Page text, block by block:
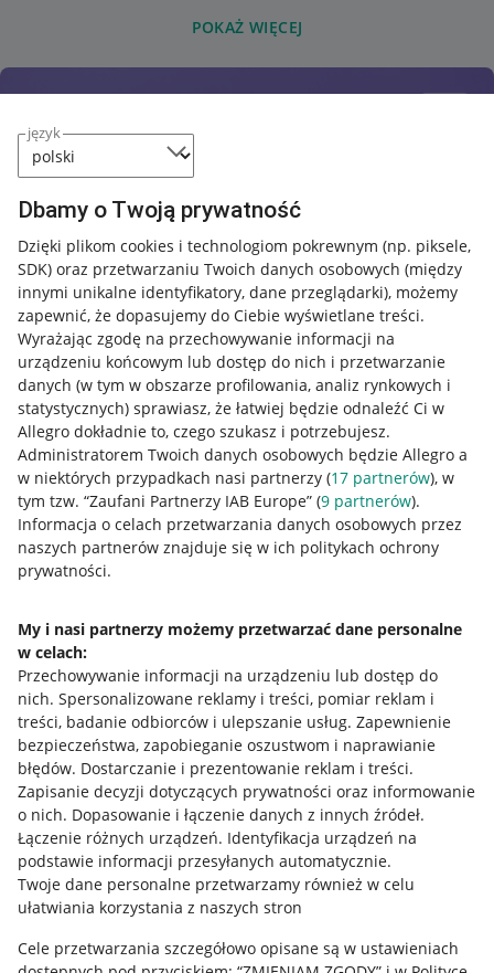
język
Dbamy o Twoją prywatność
Dzięki plikom cookies i technologiom pokrewnym (np. piksele,
SDK) oraz przetwarzaniu Twoich danych osobowych (między
innymi unikalne identyfikatory, dane przeglądarki), możemy
zapewnić, że dopasujemy do Ciebie wyświetlane treści.
Wyrażając zgodę na przechowywanie informacji na
urządzeniu końcowym lub dostęp do nich i przetwarzanie
danych (w tym w obszarze profilowania, analiz rynkowych i
statystycznych) sprawiasz, że łatwiej będzie odnaleźć Ci w
Allegro dokładnie to, czego szukasz i potrzebujesz.
Administratorem Twoich danych osobowych będzie Allegro a
w niektórych przypadkach nasi partnerzy (17 partnerów), w
tym tzw. “Zaufani Partnerzy IAB Europe” (9 partnerów).
Informacja o celach przetwarzania danych osobowych przez
naszych partnerów znajduje się w ich politykach ochrony
prywatności.
My i nasi partnerzy możemy przetwarzać dane personalne
w celach:
Przechowywanie informacji na urządzeniu lub dostęp do
nich. Spersonalizowane reklamy i treści, pomiar reklam i
treści, badanie odbiorców i ulepszanie usług. Zapewnienie
bezpieczeństwa, zapobieganie oszustwom i naprawianie
błędów. Dostarczanie i prezentowanie reklam i treści.
Zapisanie decyzji dotyczących prywatności oraz informowanie
o nich. Dopasowanie i łączenie danych z innych źródeł.
Łączenie różnych urządzeń. Identyfikacja urządzeń na
podstawie informacji przesyłanych automatycznie.
Twoje dane personalne przetwarzamy również w celu
ułatwiania korzystania z naszych stron
Cele przetwarzania szczegółowo opisane są w ustawieniach
POKAŻ WIĘCEJ
Przydatne informacje
Jak to działa
Allegro Gadane dla sprzedających
Allegro Gadane dla kupujących
Mapa miejscowości
Informacje prawne
Regulamin
Polityka plików "cookies"
Ustawienia plików "cookies"
Udostępnianie lokalizacji